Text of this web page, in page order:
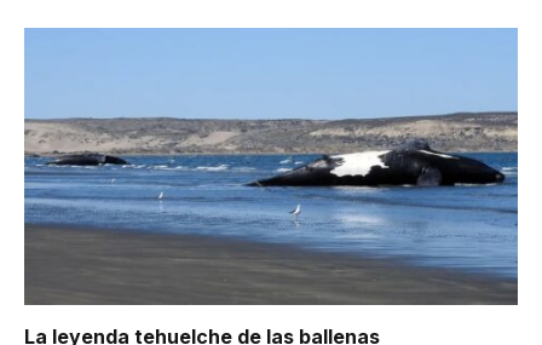
La leyenda tehuelche de las ballenas